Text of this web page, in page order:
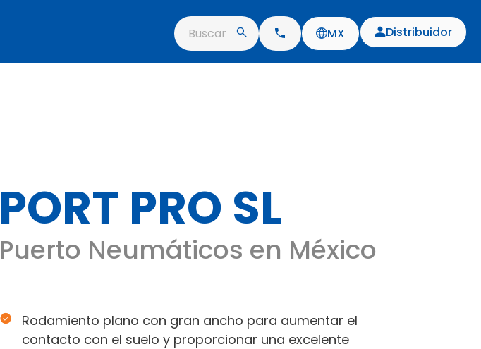
Buscar MX Distribuidor
PORT PRO SL
Puerto Neumáticos en México
Rodamiento plano con gran ancho para aumentar el
contacto con el suelo y proporcionar una excelente